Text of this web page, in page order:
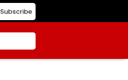
Subscribe